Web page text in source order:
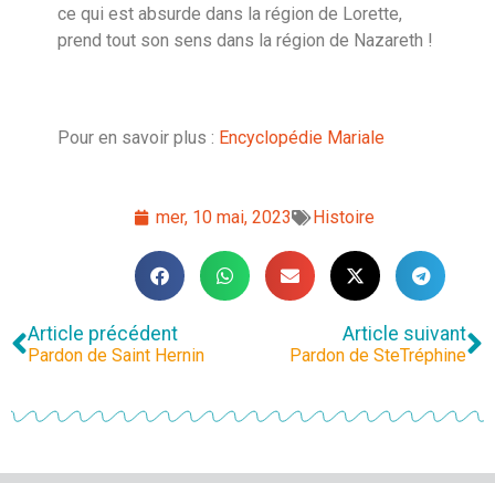
ce qui est absurde dans la région de Lorette,
prend tout son sens dans la région de Nazareth !
Pour en savoir plus : Encyclopédie Mariale
mer, 10 mai, 2023 Histoire
Article précédent
Pardon de Saint Hernin
Article suivant
Pardon de SteTréphine